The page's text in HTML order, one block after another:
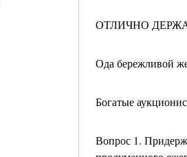
ОТЛИЧНО
Ода бережливой
Богатые
Вопрос 1.